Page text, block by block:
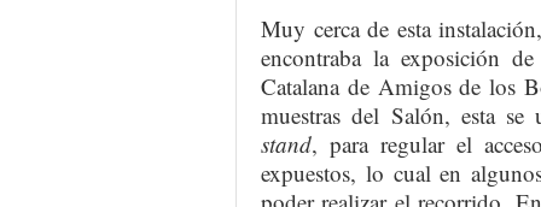
Muy cerca de esta
encontraba la exposición
Catalana de Amigos de los
muestras del Salón, esta
stand, para regular el
expuestos, lo cual en